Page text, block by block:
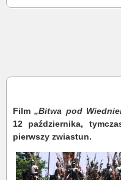
Film„Bitwa pod
12 października,
pierwszy zwiastun.